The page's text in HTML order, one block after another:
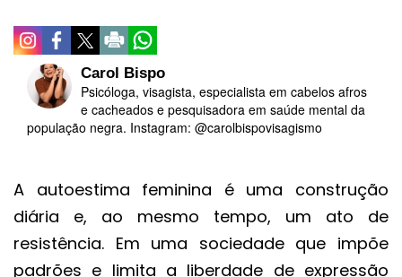
Carol Bispo
Psicóloga, visagista, especialista em cabelos afros
e cacheados e pesquisadora em saúde mental da
população negra. Instagram: @carolbispovisagismo
A autoestima feminina é uma construção
diária e, ao mesmo tempo, um ato de
resistência. Em uma sociedade que impõe
padrões e limita a liberdade de expressão